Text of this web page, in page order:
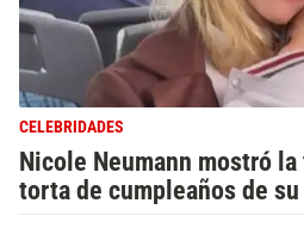
CELEBRIDADES
Nicole Neumann mostró
torta de cumpleaños de